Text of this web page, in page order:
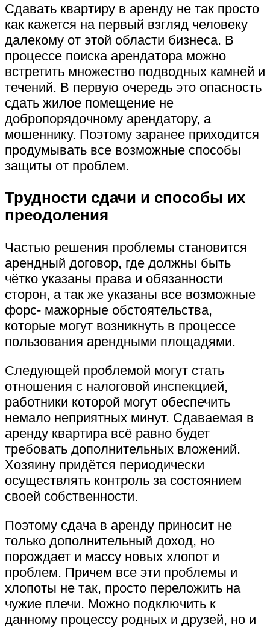
Сдавать квартиру в аренду не так просто
как кажется на первый взгляд человеку
далекому от этой области бизнеса. В
процессе поиска арендатора можно
встретить множество подводных камней и
течений. В первую очередь это опасность
сдать жилое помещение не
добропорядочному арендатору, а
мошеннику. Поэтому заранее приходится
продумывать все возможные способы
защиты от проблем.
Трудности сдачи и способы их
преодоления
Частью решения проблемы становится
арендный договор, где должны быть
чётко указаны права и обязанности
сторон, а так же указаны все возможные
форс- мажорные обстоятельства,
которые могут возникнуть в процессе
пользования арендными площадями.
Следующей проблемой могут стать
отношения с налоговой инспекцией,
работники которой могут обеспечить
немало неприятных минут. Сдаваемая в
аренду квартира всё равно будет
требовать дополнительных вложений.
Хозяину придётся периодически
осуществлять контроль за состоянием
своей собственности.
Поэтому сдача в аренду приносит не
только дополнительный доход, но
порождает и массу новых хлопот и
проблем. Причем все эти проблемы и
хлопоты не так, просто переложить на
чужие плечи. Можно подключить к
данному процессу родных и друзей, но и